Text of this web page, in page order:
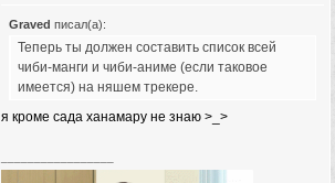
Graved писал(а):
Теперь ты должен составить список всей
чиби-манги и чиби-аниме (если таковое
имеется) на няшем трекере.
я кроме сада ханамару не знаю >_>